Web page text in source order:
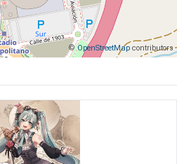
©OpenStreetMap contributors